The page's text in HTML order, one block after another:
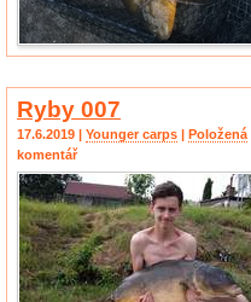
Ryby 007
17.6.2019 | Younger carps | Položená
komentář